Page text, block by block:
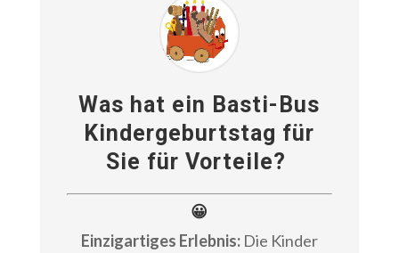
Was hat ein Basti-Bus
Kindergeburtstag für
Sie für Vorteile?
😀
Einzigartiges Erlebnis:Die Kinder